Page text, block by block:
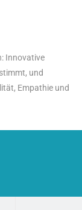
Innovative
und
Empathie und